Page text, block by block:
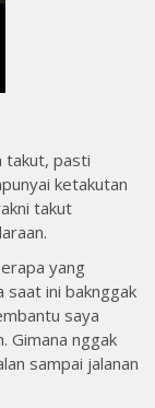
takut, pasti
ketakutan
takut
yang
saat ini baknggak
saya
Gimana nggak
sampai jalanan